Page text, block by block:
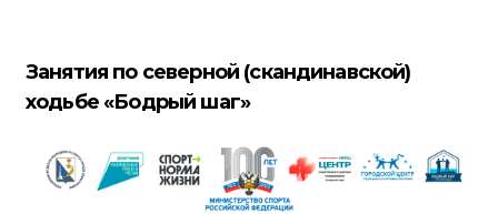
Занятия по северной (скандинавской)
ходьбе «Бодрый шаг»